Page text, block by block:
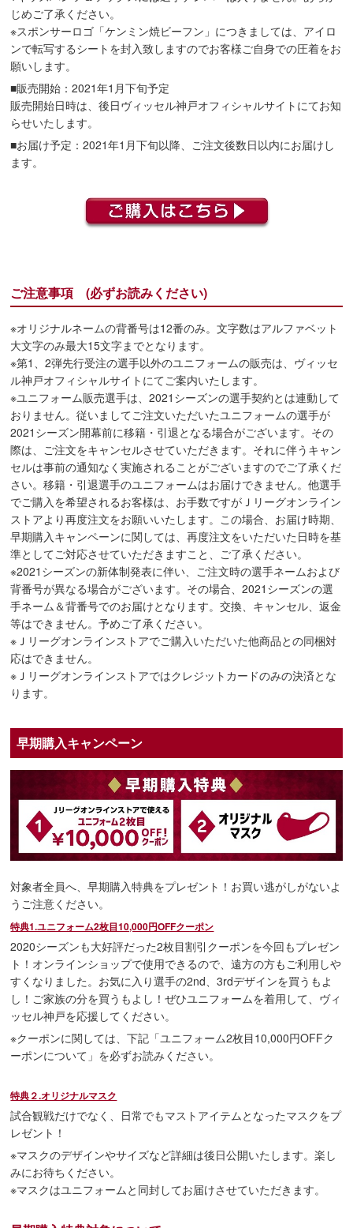
じめご了承ください。
※スポンサーロゴ「ケンミン焼ビーフン」につきましては、アイロ
ンで転写するシートを封入致しますのでお客様ご自身での圧着をお
願いします。
■販売開始：2021年1月下旬予定
販売開始日時は、後日ヴィッセル神戸オフィシャルサイトにてお知
らせいたします。
■お届け予定：2021年1月下旬以降、ご注文後数日以内にお届けし
ます。
ご注意事項 (必ずお読みください)
※オリジナルネームの背番号は12番のみ。文字数はアルファベット
大文字のみ最大15文字までとなります。
※第1、2弾先行受注の選手以外のユニフォームの販売は、ヴィッセ
ル神戸オフィシャルサイトにてご案内いたします。
※ユニフォーム販売選手は、2021シーズンの選手契約とは連動して
おりません。従いましてご注文いただいたユニフォームの選手が
2021シーズン開幕前に移籍・引退となる場合がございます。その
際は、ご注文をキャンセルさせていただきます。それに伴うキャン
セルは事前の通知なく実施されることがございますのでご了承くだ
さい。移籍・引退選手のユニフォームはお届けできません。他選手
でご購入を希望されるお客様は、お手数ですがＪリーグオンライン
ストアより再度注文をお願いいたします。この場合、お届け時期、
早期購入キャンペーンに関しては、再度注文をいただいた日時を基
準としてご対応させていただきますこと、ご了承ください。
※2021シーズンの新体制発表に伴い、ご注文時の選手ネームおよび
背番号が異なる場合がございます。その場合、2021シーズンの選
手ネーム＆背番号でのお届けとなります。交換、キャンセル、返金
等はできません。予めご了承ください。
※Ｊリーグオンラインストアでご購入いただいた他商品との同梱対
応はできません。
※Ｊリーグオンラインストアではクレジットカードのみの決済とな
ります。
早期購入キャンペーン
対象者全員へ、早期購入特典をプレゼント！お買い逃がしがないよ
うご注意ください。
特典1.ユニフォーム2枚目10,000円OFFクーポン
2020シーズンも大好評だった2枚目割引クーポンを今回もプレゼン
ト！オンラインショップで使用できるので、遠方の方もご利用しや
すくなりました。お気に入り選手の2nd、3rdデザインを買うもよ
し！ご家族の分を買うもよし！ぜひユニフォームを着用して、ヴィ
ッセル神戸を応援してください。
※クーポンに関しては、下記「ユニフォーム2枚目10,000円OFFク
ーポンについて」を必ずお読みください。
特典２.オリジナルマスク
試合観戦だけでなく、日常でもマストアイテムとなったマスクをプ
レゼント！
※マスクのデザインやサイズなど詳細は後日公開いたします。楽し
みにお待ちください。
※マスクはユニフォームと同封してお届けさせていただきます。